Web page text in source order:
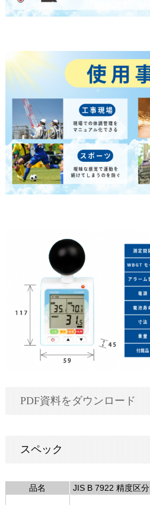
PDF資料をダウンロード
スペック
品名 JIS B 7922 精度区分